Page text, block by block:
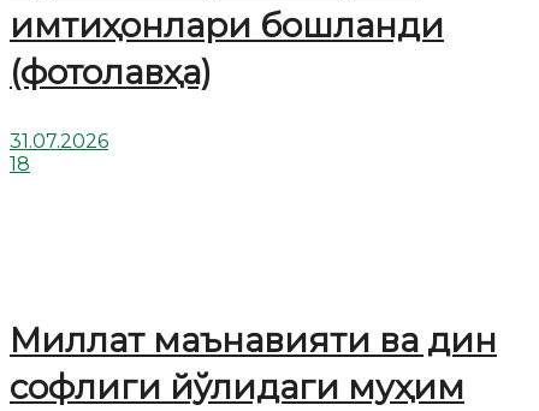
имтиҳонлари бошланди
(фотолавҳа)
31.07.2026
18
Миллат маънавияти ва дин
софлиги йўлидаги муҳим